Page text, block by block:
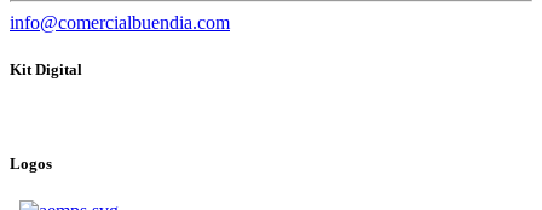
info@comercialbuendia.com
Kit Digital
Logos